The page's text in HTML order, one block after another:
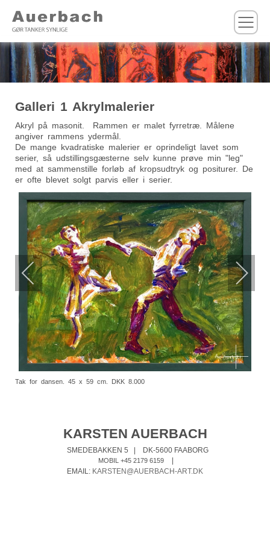
Galleri 1 Akrylmalerier
Akryl på masonit. Rammen er malet fyrretræ. Målene
angiver rammens ydermål.
De mange kvadratiske malerier er oprindeligt lavet som
serier, så udstillingsgæsterne selv kunne prøve min "leg"
med at sammenstille forløb af kropsudtryk og positurer. De
er ofte blevet solgt parvis eller i serier.
Tak for dansen. 45 x 59 cm. DKK 8.000
KARSTEN AUERBACH
SMEDEBAKKEN 5 | DK-5600 FAABORG
MOBIL +45 2179 6159
|
EMAIL: KARSTEN@AUERBACH-ART.DK